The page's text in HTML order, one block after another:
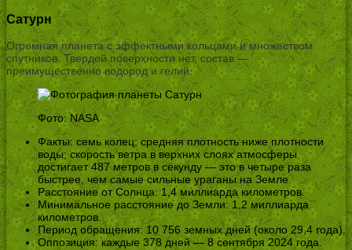
Сатурн
Огромная планета с эффектными кольцами и множеством
спутников. Твердой поверхности нет, состав —
преимущественно водород и гелий.
Фото: NASA
Факты: семь колец; средняя плотность ниже плотности
воды; скорость ветра в верхних слоях атмосферы
достигает 487 метров в секунду — это в четыре раза
быстрее, чем самые сильные ураганы на Земле.
Расстояние от Солнца: 1,4 миллиарда километров.
Минимальное расстояние до Земли: 1,2 миллиарда
километров.
Период обращения: 10 756 земных дней (около 29,4 года).
Оппозиция: каждые 378 дней — 8 сентября 2024 года.